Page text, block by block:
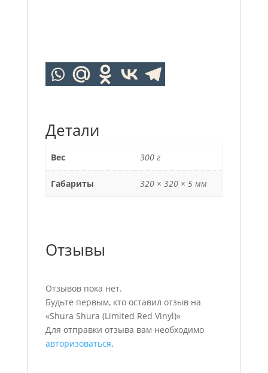
Детали
Вес 300 г
Габариты 320 × 320 × 5 мм
Отзывы
Отзывов пока нет.
Будьте первым, кто оставил отзыв на
«Shura Shura (Limited Red Vinyl)»
Для отправки отзыва вам необходимо
авторизоваться.